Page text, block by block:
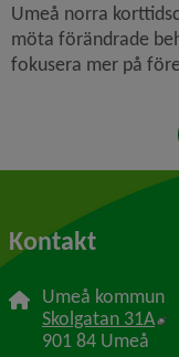
Umeå norra
möta förändrade
fokusera mer på
Kontakt
Umeå kommun
Skolgatan 31A
901 84 Umeå